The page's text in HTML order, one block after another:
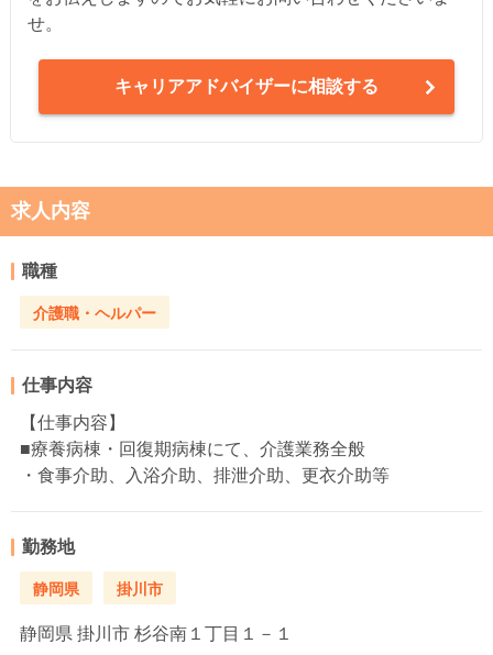
せ。
キャリアアドバイザーに相談する
求人内容
職種
介護職・ヘルパー
仕事内容
【仕事内容】
■療養病棟・回復期病棟にて、介護業務全般
・食事介助、入浴介助、排泄介助、更衣介助等
勤務地
静岡県 掛川市
静岡県 掛川市 杉谷南１丁目１－１